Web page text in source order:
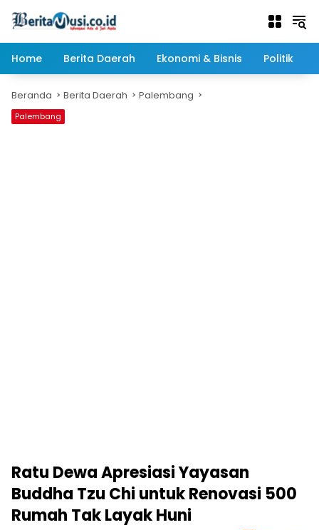
Home
Berita Daerah Ekonomi & Bisnis Politik
Beranda Berita Daerah Palembang
Palembang
Ratu Dewa Apresiasi Yayasan
Buddha Tzu Chi untuk Renovasi 500
Rumah Tak Layak Huni